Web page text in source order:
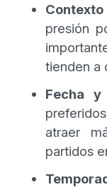
presión
tienden a
Fecha
atraer
partidos